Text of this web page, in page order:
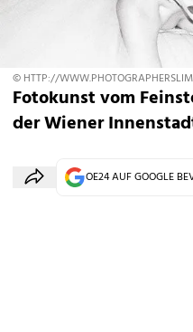
© HTTP://
Fotokunst vom
der Wiener
OE24 AUF GOOGLE